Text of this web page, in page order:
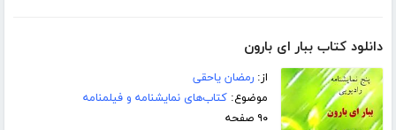
دانلود کتاب ببار ای بارون
از:رمضان یاحقی
موضوع:کتاب‌های نمایشنامه و فیلمنامه
۹۰ صفحه